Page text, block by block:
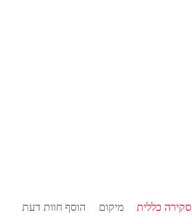
סקירה כללית מיקום הוסף חוות דעת